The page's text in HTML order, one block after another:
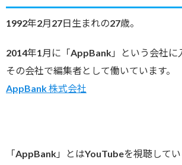
1992年2月27日生まれの27歳。
2014年1月に「AppBank」という会社に
その会社で編集者として働いています。
AppBank 株式会社
「AppBank」とはYouTubeを視聴して